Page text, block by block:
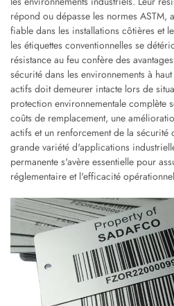
répond ou dépasse les normes ASTM,
fiable dans les installations côtières et
les étiquettes conventionnelles se
résistance au feu confère des
sécurité dans les environnements à
actifs doit demeurer intacte lors de
protection environnementale complète
coûts de remplacement, une
actifs et un renforcement de la sécurité
grande variété d'applications
permanente s'avère essentielle pour
réglementaire et l'efficacité